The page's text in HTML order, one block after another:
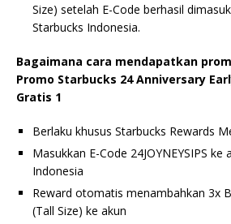
Size) setelah E-Code berhasil
Starbucks Indonesia.
Bagaimana cara mendapatkan
Promo Starbucks 24 Anniversary
Gratis 1
Berlaku khusus Starbucks Rewards
Masukkan E-Code 24JOYNEYSIPS ke
Indonesia
Reward otomatis menambahkan 3x
(Tall Size) ke akun